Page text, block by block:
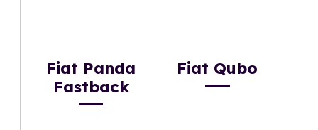
Fiat Panda
Fastback
Fiat Qubo